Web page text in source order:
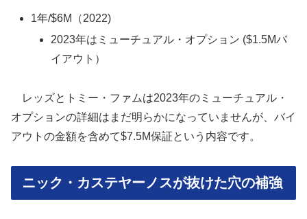
1年/$6M（2022)
2023年はミューチュアル・オプション ($1.5Mバ
イアウト）
レッズとトミー・ファムは2023年のミューチュアル・
オプションの詳細はまだ明らかになっていませんが、バイ
アウトの金額を含めて$7.5M保証という内容です。
ニック・カステヤーノスが抜けた穴の補強